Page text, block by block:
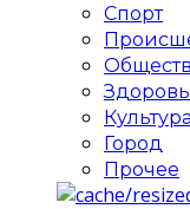
Спорт
Культура
Город
Прочее